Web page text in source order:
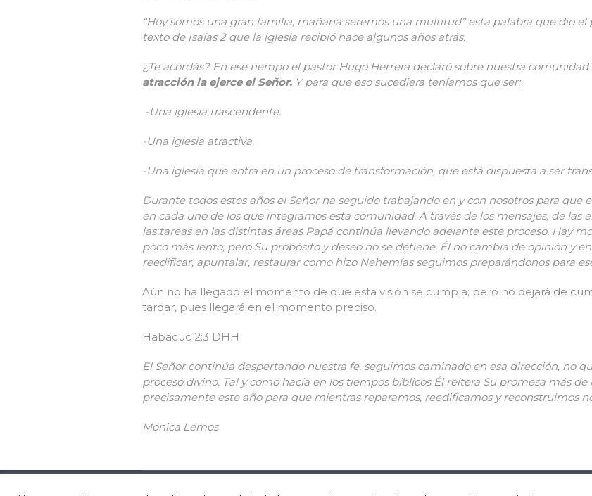
“Hoy somos una gran familia, mañana seremos una multitud” esta palabra que dio
texto de Isaías 2 que la iglesia recibió hace algunos años atrás.
¿Te acordás? En ese tiempo el pastor Hugo Herrera declaró sobre nuestra comunidad
atracción la ejerce el Señor. Y para que eso sucediera teníamos que ser:
-Una iglesia trascendente.
-Una iglesia atractiva.
-Una iglesia que entra en un proceso de transformación, que está dispuesta a ser
Durante todos estos años el Señor ha seguido trabajando en y con nosotros para
en cada uno de los que integramos esta comunidad. A través de los mensajes, de las
las tareas en las distintas áreas Papá continúa llevando adelante este proceso. Hay
poco más lento, pero Su propósito y deseo no se detiene. Él no cambia de opinión y
reedificar, apuntalar, restaurar como hizo Nehemías seguimos preparándonos para
Aún no ha llegado el momento de que esta visión se cumpla; pero no dejará de
tardar, pues llegará en el momento preciso.
Habacuc 2:3 DHH
El Señor continúa despertando nuestra fe, seguimos caminado en esa dirección, no
proceso divino. Tal y como hacía en los tiempos bíblicos Él reitera Su promesa más de
precisamente este año para que mientras reparamos, reedificamos y reconstruimos
Mónica Lemos